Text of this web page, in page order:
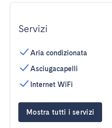
Servizi
Aria condizionata
Asciugacapelli
Internet WiFi
Mostra tutti i servizi